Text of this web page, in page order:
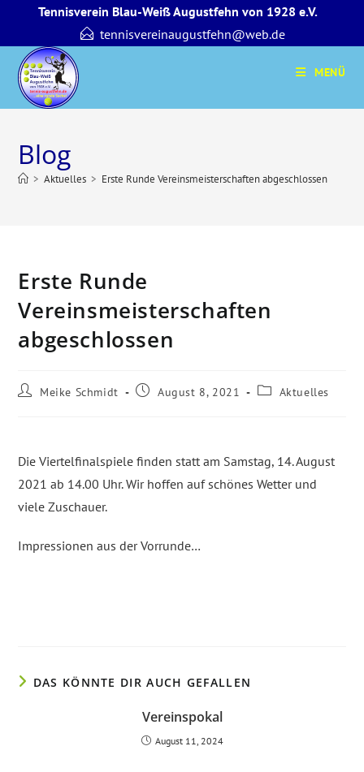
springen
Tennisverein Blau-Weiß Augustfehn von 1928 e.V.
tennisvereinaugustfehn@web.de
MENÜ
Blog
> Aktuelles > Erste Runde Vereinsmeisterschaften abgeschlossen
Erste Runde
Vereinsmeisterschaften
abgeschlossen
Beitrags-
Meike Schmidt
BeitragAugust 8, 2021
Beitrags-
Aktuelles
Die Viertelfinalspiele finden statt am Samstag, 14. August
2021 ab 14.00 Uhr. Wir hoffen auf schönes Wetter und
viele Zuschauer.
Impressionen aus der Vorrunde…
DAS KÖNNTE DIR AUCH GEFALLEN
Vereinspokal
August 11, 2024